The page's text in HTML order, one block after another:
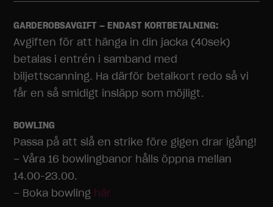
GARDEROBSAVGIFT – ENDAST KORTBETALNING:
Avgiften för att hänga in din jacka (40sek)
betalas i entrén i samband med
biljettscanning. Ha därför betalkort redo så vi
får en så smidigt insläpp som möjligt.
BOWLING
Passa på att slå en strike före gigen drar igång!
– Våra 16 bowlingbanor hålls öppna mellan
14.00-23.00.
– Boka bowling här